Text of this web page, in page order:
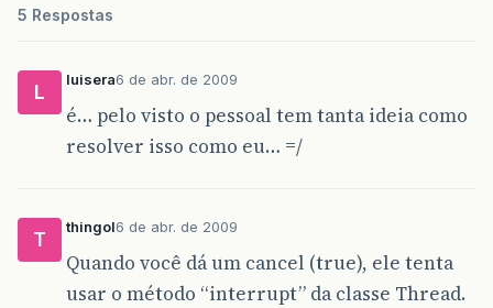
5 Respostas
L
luisera6 de abr. de 2009
é… pelo visto o pessoal tem tanta ideia como
resolver isso como eu… =/
T
thingol6 de abr. de 2009
Quando você dá um cancel (true), ele tenta
usar o método “interrupt” da classe Thread.